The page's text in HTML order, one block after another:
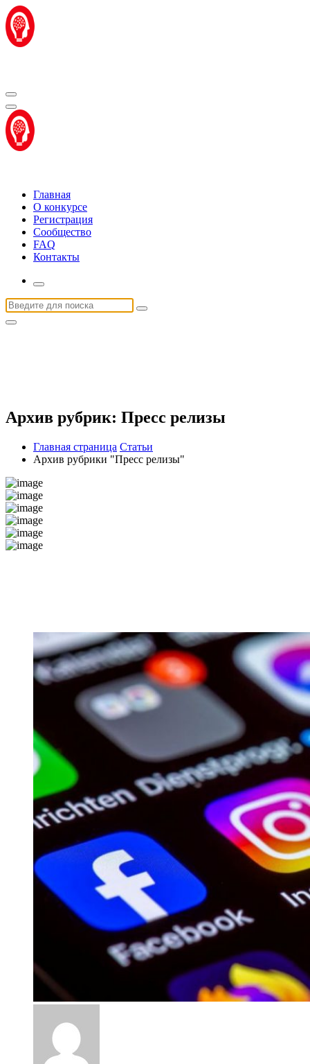
Перейти
к
содержимому
Главная
О конкурсе
Регистрация
Сообщество
FAQ
Контакты
Искать:
Архив рубрик: Пресс релизы
Главная страница Статьи
Архив рубрики "Пресс релизы"